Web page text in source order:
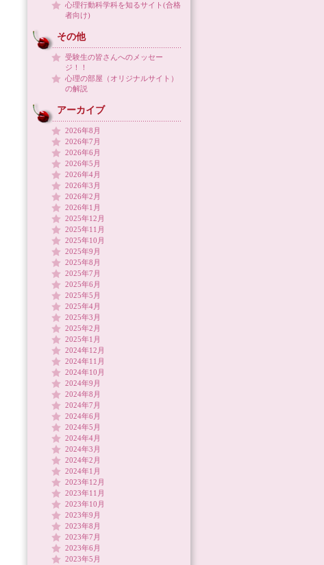
心理行動科学科を知るサイト(合格
者向け)
その他
受験生の皆さんへのメッセー
ジ！！
心理の部屋（オリジナルサイト）
の解説
アーカイブ
2026年8月
2026年7月
2026年6月
2026年5月
2026年4月
2026年3月
2026年2月
2026年1月
2025年12月
2025年11月
2025年10月
2025年9月
2025年8月
2025年7月
2025年6月
2025年5月
2025年4月
2025年3月
2025年2月
2025年1月
2024年12月
2024年11月
2024年10月
2024年9月
2024年8月
2024年7月
2024年6月
2024年5月
2024年4月
2024年3月
2024年2月
2024年1月
2023年12月
2023年11月
2023年10月
2023年9月
2023年8月
2023年7月
2023年6月
2023年5月